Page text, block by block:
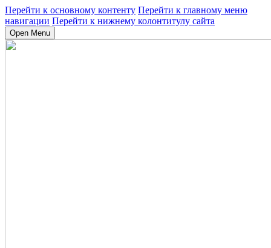
Перейти к основному контенту Перейти к главному меню
навигации Перейти к нижнему колонтитулу сайта
Open Menu